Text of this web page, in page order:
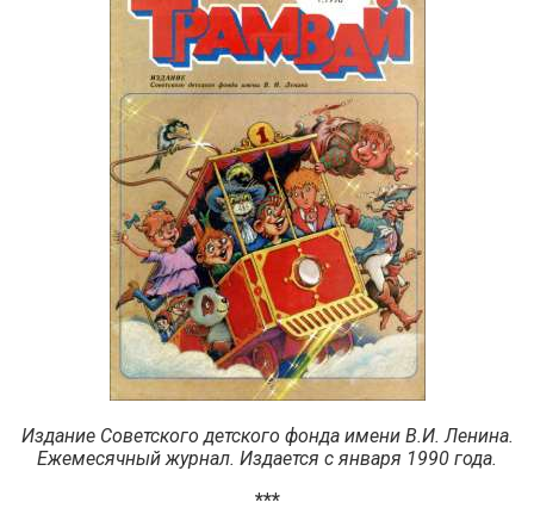
Издание Советского детского фонда имени В.И. Ленина.
Ежемесячный журнал. Издается с января 1990 года.
***